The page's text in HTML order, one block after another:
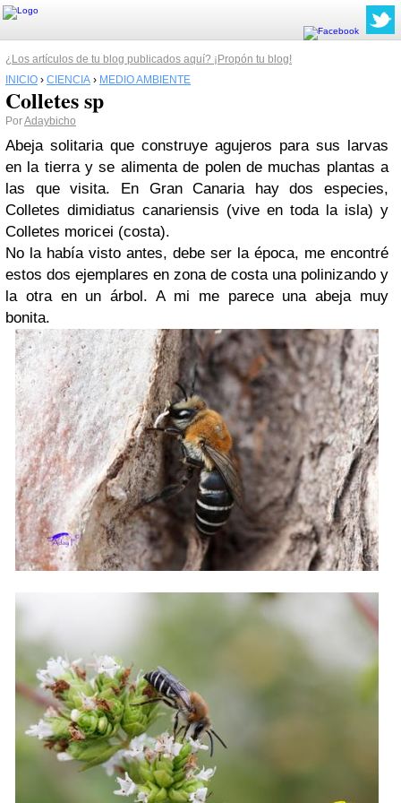
¿Los artículos de tu blog publicados aquí? ¡Propón tu blog!
INICIO › CIENCIA › MEDIO AMBIENTE
Colletes sp
PorAdaybicho
Abeja solitaria que construye agujeros para sus larvas
en la tierra y se alimenta de polen de muchas plantas a
las que visita. En Gran Canaria hay dos especies,
Colletes dimidiatus canariensis (vive en toda la isla) y
Colletes moricei (costa).
No la había visto antes, debe ser la época, me encontré
estos dos ejemplares en zona de costa una polinizando y
la otra en un árbol. A mi me parece una abeja muy
bonita.